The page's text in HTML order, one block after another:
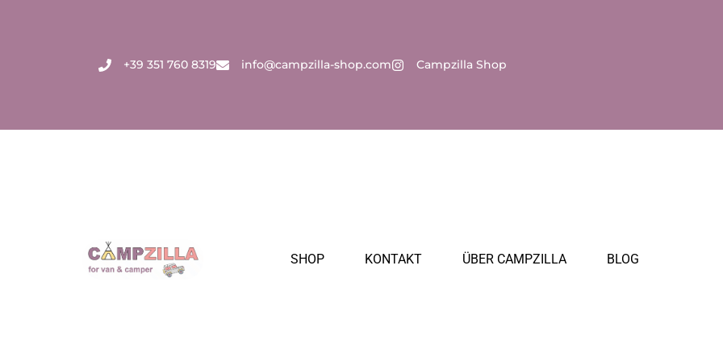
+39 351 760 8319 info@campzilla-shop.com Campzilla Shop
SHOP KONTAKT ÜBER CAMPZILLA BLOG